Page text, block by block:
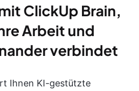
ClickUp Brain,
Arbeit und
verbindet
Ihnen KI-gestützte